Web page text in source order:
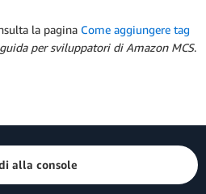
la pagina Come aggiungere tag
guida per sviluppatori di Amazon MCS.
alla console